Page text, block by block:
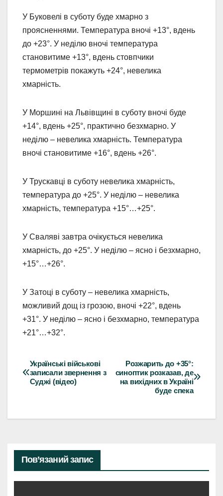
У Буковелі в суботу буде хмарно з
проясненнями. Температура вночі +13°, вдень
до +23°. У неділю вночі температура
становитиме +13°, вдень стовпчики
термометрів покажуть +24°, невелика
хмарність.
У Моршині на Львівщині в суботу вночі буде
+14°, вдень +25°, практично безхмарно. У
неділю – невелика хмарність. Температура
вночі становитиме +16°, вдень +26°.
У Трускавці в суботу невелика хмарність,
температура до +25°. У неділю – невелика
хмарність, температура +15°…+25°.
У Сваляві завтра очікується невелика
хмарність, до +25°. У неділю – ясно і безхмарно,
+15°…+26°.
У Затоці в суботу – невелика хмарність,
можливий дощ із грозою, вночі +22°, вдень
+31°. У неділю – ясно і безхмарно, температура
+21°…+32°.
Навігація
записів
Розжарить до +35°:
синоптик розказав, де
на вихідних в Україні
буде спека
Українські військові
записали звернення з
Суджі (відео)
Пов’язаний запис